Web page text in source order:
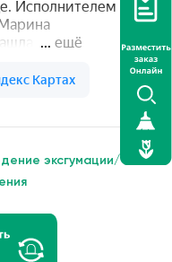
эксгумации/